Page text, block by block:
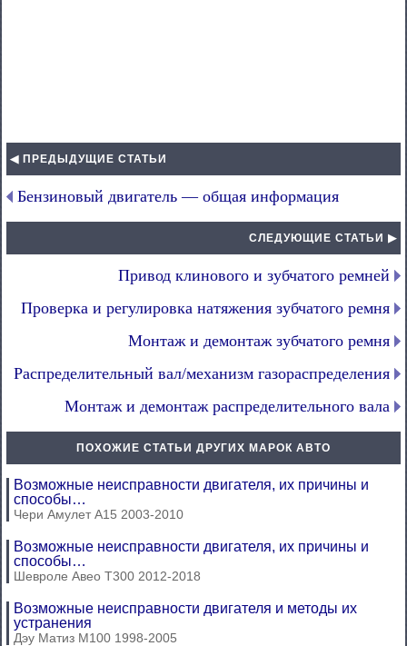
◀ ПРЕДЫДУЩИЕ СТАТЬИ
Бензиновый двигатель — общая информация
СЛЕДУЮЩИЕ СТАТЬИ ▶
Привод клинового и зубчатого ремней
Проверка и регулировка натяжения зубчатого ремня
Монтаж и демонтаж зубчатого ремня
Распределительный вал/механизм газораспределения
Монтаж и демонтаж распределительного вала
ПОХОЖИЕ СТАТЬИ ДРУГИХ МАРОК АВТО
Возможные неисправности двигателя, их причины и
способы…
Чери Амулет А15 2003-2010
Возможные неисправности двигателя, их причины и
способы…
Шевроле Авео Т300 2012-2018
Возможные неисправности двигателя и методы их
устранения
Дэу Матиз М100 1998-2005